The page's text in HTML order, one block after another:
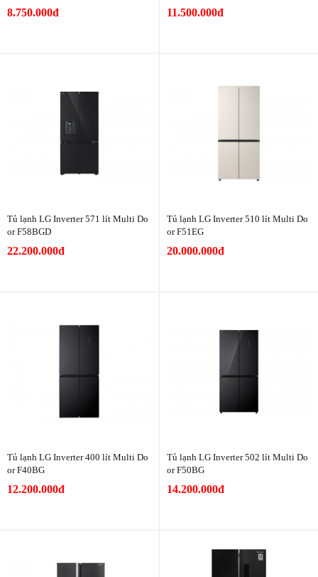
8.750.000đ 11.500.000đ
Tủ lạnh LG Inverter 571 lít Multi Do
or F58BGD
22.200.000đ
Tủ lạnh LG Inverter 510 lít Multi Do
or F51EG
20.000.000đ
Tủ lạnh LG Inverter 400 lít Multi Do
or F40BG
12.200.000đ
Tủ lạnh LG Inverter 502 lít Multi Do
or F50BG
14.200.000đ